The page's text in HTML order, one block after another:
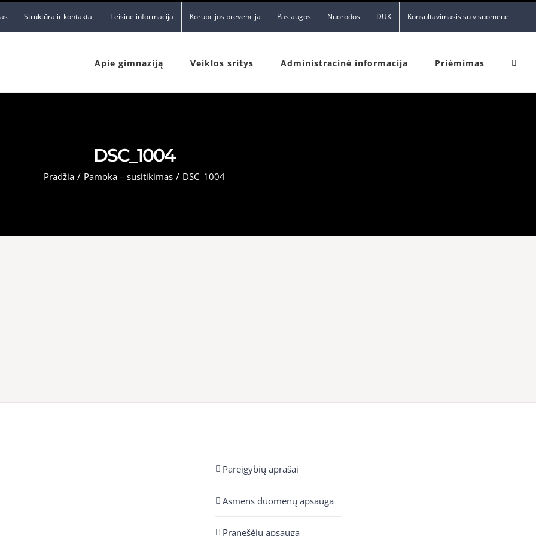
Struktūra ir kontaktai Teisinė informacija Korupcijos prevencija Paslaugos Nuorodos DUK Konsultavimasis su visuomene
Apie gimnaziją Veiklos sritys Administracinė informacija Priėmimas
DSC_1004
Pradžia / Pamoka – susitikimas / DSC_1004
Pareigybių aprašai
Asmens duomenų apsauga
Pranešėjų apsauga